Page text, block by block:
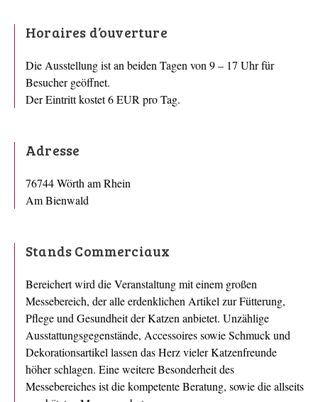
Horaires d’ouverture
Die Ausstellung ist an beiden Tagen von 9 – 17 Uhr für
Besucher geöffnet.
Der Eintritt kostet 6 EUR pro Tag.
Adresse
76744 Wörth am Rhein
Am Bienwald
Stands Commerciaux
Bereichert wird die Veranstaltung mit einem großen
Messebereich, der alle erdenklichen Artikel zur Fütterung,
Pflege und Gesundheit der Katzen anbietet. Unzählige
Ausstattungsgegenstände, Accessoires sowie Schmuck und
Dekorationsartikel lassen das Herz vieler Katzenfreunde
höher schlagen. Eine weitere Besonderheit des
Messebereiches ist die kompetente Beratung, sowie die allseits